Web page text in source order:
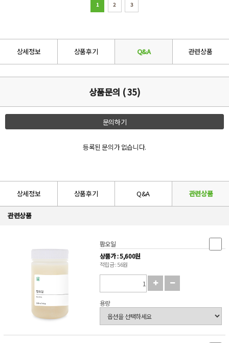
1 2 3
상세정보 상품후기 Q&A 관련상품
상품문의 ( 35)
문의하기
등록된 문의가 없습니다.
상세정보 상품후기 Q&A 관련상품
관련상품
팜오일
상품가 : 5,600원
적립금 : 56원
용량